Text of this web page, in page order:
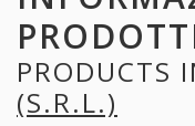
PRODUCTS
(S.R.L.)